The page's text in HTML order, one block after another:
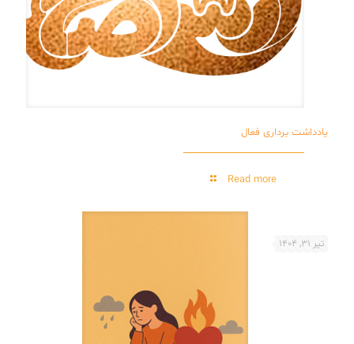
یادداشت برداری فعال
Read more
تیر 31, 1404